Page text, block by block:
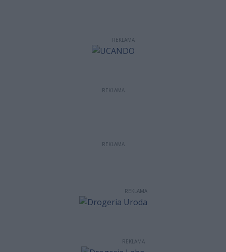
REKLAMA
REKLAMA
REKLAMA
REKLAMA
REKLAMA